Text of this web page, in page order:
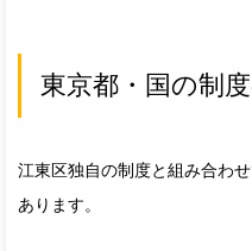
東京都・国の制
江東区独自の制度と組み合わ
あります。